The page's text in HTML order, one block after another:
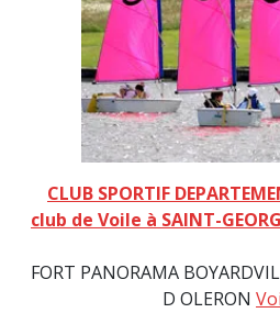
CLUB SPORTIF
club de Voile à SAINT-
FORT PANORAMA
D OLERON